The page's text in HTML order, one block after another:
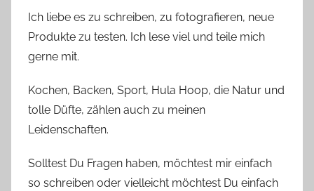
Ich liebe es zu schreiben, zu fotografieren, neue
Produkte zu testen. Ich lese viel und teile mich
gerne mit.
Kochen, Backen, Sport, Hula Hoop, die Natur und
tolle Düfte, zählen auch zu meinen
Leidenschaften.
Solltest Du Fragen haben, möchtest mir einfach
so schreiben oder vielleicht möchtest Du einfach